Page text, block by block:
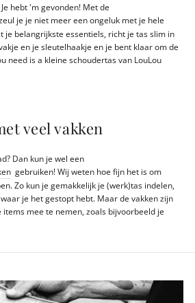
hebt 'm gevonden! Met de
je je niet meer een ongeluk met je hele
je belangrijkste essentiels, richt je tas slim in
en je sleutelhaakje en je bent klaar om de
need is a kleine schoudertas van LouLou
veel vakken
Dan kun je wel een
gebruiken! Wij weten hoe fijn het is om
Zo kun je gemakkelijk je (werk)tas indelen,
je het gestopt hebt. Maar de vakken zijn
mee te nemen, zoals bijvoorbeeld je